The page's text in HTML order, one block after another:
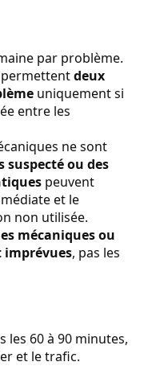
par problème.
permettentdeux
uniquement si
entre les
ne sont
suspecté ou des
peuvent
et le
non utilisée.
mécaniques ou
imprévues, pas les
les 60 à 90 minutes,
et le trafic.